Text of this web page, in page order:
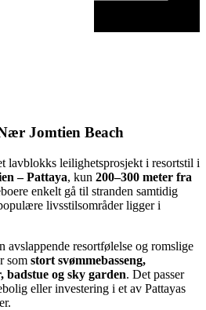
Jomtien Beach
lavblokks leilighetsprosjekt i resortstil i
– Pattaya, kun 200–300 meter fra
enkelt gå til stranden samtidig
livsstilsområder ligger i
avslappende resortfølelse og romslige
som stort svømmebasseng,
badstue og sky garden. Det passer
eller investering i et av Pattayas